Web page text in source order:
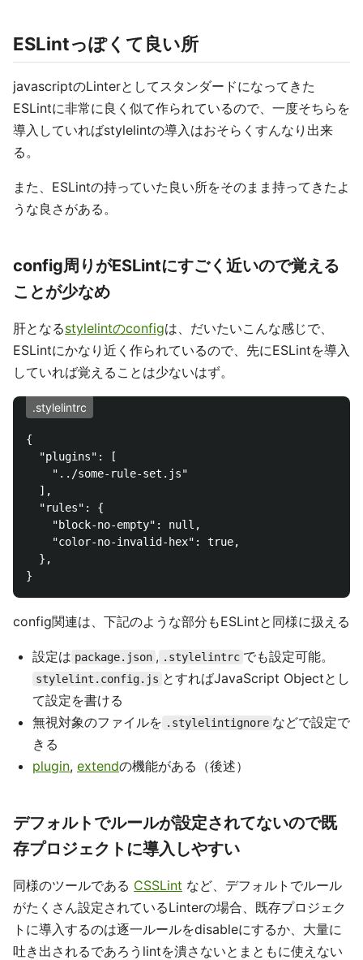
ESLintっぽくて良い所
javascriptのLinterとしてスタンダードになってきた
ESLintに非常に良く似て作られているので、一度そちらを
導入していればstylelintの導入はおそらくすんなり出来
る。
また、ESLintの持っていた良い所をそのまま持ってきたよ
うな良さがある。
config周りがESLintにすごく近いので覚える
ことが少なめ
肝となるstylelintのconfigは、だいたいこんな感じで、
ESLintにかなり近く作られているので、先にESLintを導入
していれば覚えることは少ないはず。
.stylelintrc
{
  "plugins": [
    "../some-rule-set.js"
  ],
  "rules": {
    "block-no-empty": null,
    "color-no-invalid-hex": true,
  },
config関連は、下記のような部分もESLintと同様に扱える
設定は package.json , .stylelintrc でも設定可能。
stylelint.config.js とすればJavaScript Objectとし
て設定を書ける
無視対象のファイルを .stylelintignore などで設定で
きる
plugin, extendの機能がある（後述）
デフォルトでルールが設定されてないので既
存プロジェクトに導入しやすい
同様のツールである CSSLint など、デフォルトでルール
がたくさん設定されているLinterの場合、既存プロジェク
トに導入するのは逐一ルールをdisableにするか、大量に
吐き出されるであろうlintを潰さないとまともに使えない